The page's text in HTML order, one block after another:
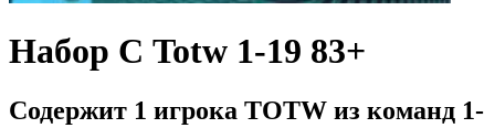
Набор С Totw 1-19 83+
Содержит 1 игрока TOTW из команд 1-